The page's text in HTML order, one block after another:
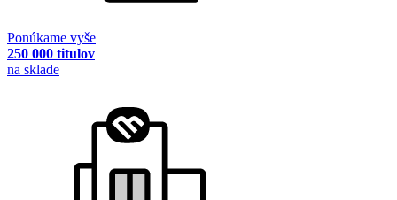
Ponúkame vyše
250 000 titulov
na sklade